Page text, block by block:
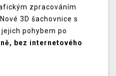
zpracováním
3D šachovnice s
pohybem po
bez internetového